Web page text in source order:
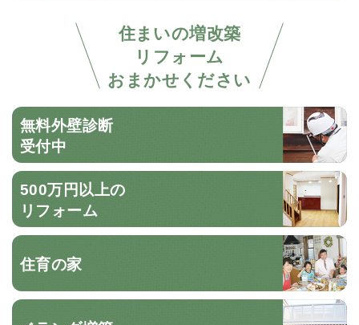
住まいの増改築
リフォーム
おまかせください
無料外壁診断
受付中
500万円以上の
リフォーム
住育の家